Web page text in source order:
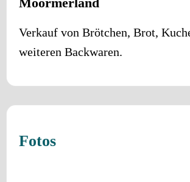
Verkauf von Brötchen, Brot,
weiteren Backwaren.
Fotos